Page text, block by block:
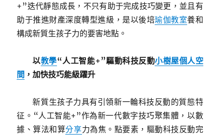
+”迭代靜態成長，不只有助于完成技巧變更，並且有
助于推進財產深度轉型進級，是以後培瑜伽教室養和
構成新質生孩子力的要害地點。
以教學“人工智能+”驅動科技反動小樹屋個人空
間 ，加快技巧能級躍升
新質生孩子力具有引領新一輪科技反動的質態特
征。“人工智能+”作為新一代數字技巧聚集體，以數
據、算法和算分享力為焦。點要素，驅動科技反動完